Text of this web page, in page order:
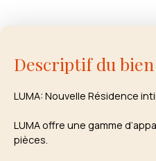
Descriptif du bien
LUMA: Nouvelle Résidence
LUMA offre une gamme
pièces.